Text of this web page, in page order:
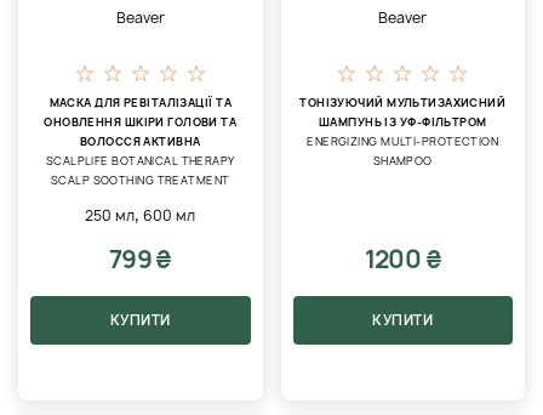
Beaver
МАСКА ДЛЯ РЕВІТАЛІЗАЦІЇ ТА
ОНОВЛЕННЯ ШКІРИ ГОЛОВИ ТА
ВОЛОССЯ АКТИВНА
SCALPLIFE BOTANICAL THERAPY
SCALP SOOTHING TREATMENT
250 мл,600 мл
799 ₴
КУПИТИ
Beaver
ТОНІЗУЮЧИЙ МУЛЬТИЗАХИСНИЙ
ШАМПУНЬ ІЗ УФ-ФІЛЬТРОМ
ENERGIZING MULTI-PROTECTION
SHAMPOO
1200 ₴
КУПИТИ